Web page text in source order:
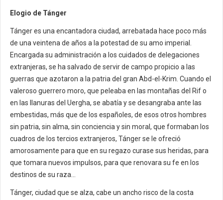
Elogio de Tánger
Tánger es una encantadora ciudad, arrebatada hace poco más
de una veintena de años a la potestad de su amo imperial.
Encargada su administración a los cuidados de delegaciones
extranjeras, se ha salvado de servir de campo propicio a las
guerras que azotaron a la patria del gran Abd-el-Krim. Cuando el
valeroso guerrero moro, que peleaba en las montañas del Rif o
en las llanuras del Uergha, se abatía y se desangraba ante las
embestidas, más que de los españoles, de esos otros hombres
sin patria, sin alma, sin conciencia y sin moral, que formaban los
cuadros de los tercios extranjeros, Tánger se le ofreció
amorosamente para que en su regazo curase sus heridas, para
que tomara nuevos impulsos, para que renovara su fe en los
destinos de su raza…
Tánger, ciudad que se alza, cabe un ancho risco de la costa